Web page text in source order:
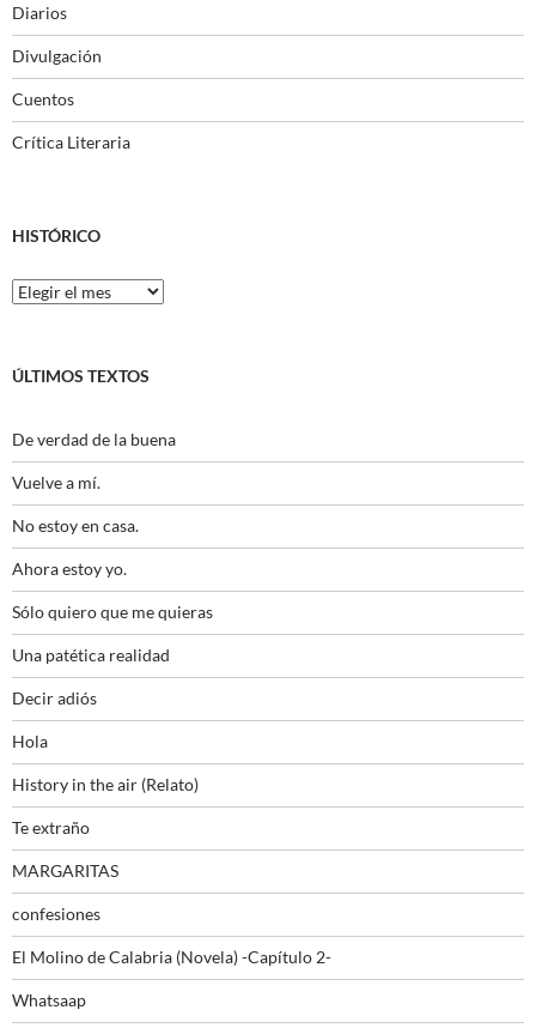
Diarios
Divulgación
Cuentos
Crítica Literaria
HISTÓRICO
Histórico
ÚLTIMOS TEXTOS
De verdad de la buena
Vuelve a mí.
No estoy en casa.
Ahora estoy yo.
Sólo quiero que me quieras
Una patética realidad
Decir adiós
Hola
History in the air (Relato)
Te extraño
MARGARITAS
confesiones
El Molino de Calabria (Novela) -Capítulo 2-
Whatsaap